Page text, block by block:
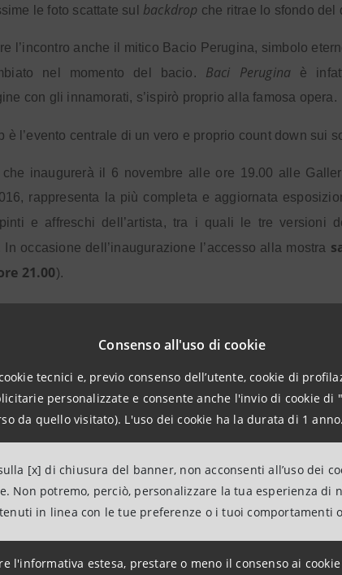
Consenso all'uso di cookie
tecnici e, previo consenso dell’utente, cookie di
personalizzate e consente anche l'invio di cookie di
da quello visitato). L'uso dei cookie ha la durata di 1 anno.
[x] di chiusura del banner, non acconsenti all’uso dei
Non potremo, perciò, personalizzare la tua esperienza di
in linea con le tue preferenze o i tuoi comportamenti
l'informativa estesa, prestare o meno il consenso ai
le foto scattate sul backdrop che ritrae lo sfondo
l’incontro anche il mitico Bacio Perugina, simbolo
nel momento del bacio. Baci Perugina è
con gli innamorati, s’ispirò proprio alla famosa opera.
è l’evento centrale di un vero e proprio count down sui
che inaugurerà il 6 novembre alle ore 19.00 alle
rappresenta la più completa e aggiornata
e affreschi dell’artista, tra i quali le tre versioni
In occasione dell’inaugurazione l’accesso alla mostra
21.00).
Novella Mirri e Maria Bonmassar